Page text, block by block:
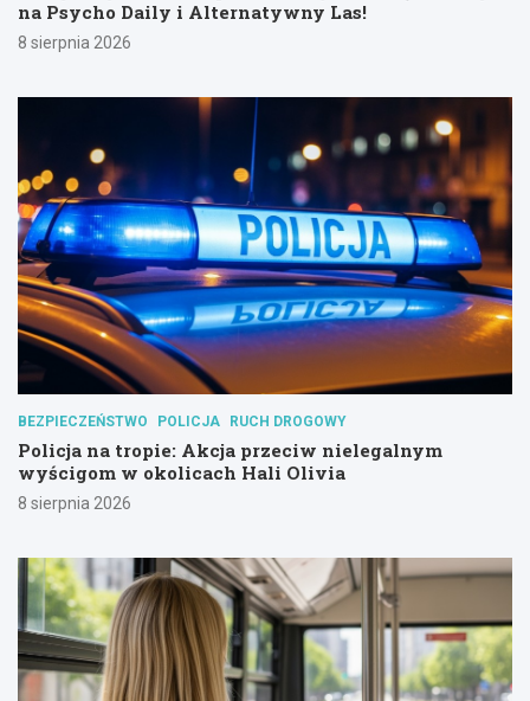
na Psycho Daily i Alternatywny Las!
8 sierpnia 2026
BEZPIECZEŃSTWO POLICJA RUCH DROGOWY
Policja na tropie: Akcja przeciw nielegalnym
wyścigom w okolicach Hali Olivia
8 sierpnia 2026